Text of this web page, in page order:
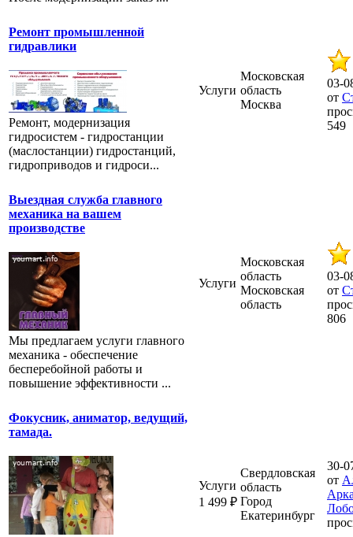
Ремонт промышленной
гидравлики
Ремонт, модернизация
гидросистем - гидростанции
(маслостанции) гидростанций,
гидроприводов и гидроси...
Услуги
Московская
область
Москва
03-
от
549
Выездная служба главного
механика на вашем
производстве
Мы предлагаем услуги главного
механика - обеспечение
бесперебойной работы и
повышение эффективности ...
Услуги
Московская
область
Московская
область
03-
от
806
Фокусник, аниматор, ведущий,
тамада.
Услуги
1 499 ₽
Свердловская
область
Город
Екатеринбург
30-
от